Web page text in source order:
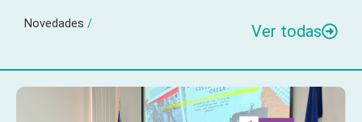
Novedades / Ver todas